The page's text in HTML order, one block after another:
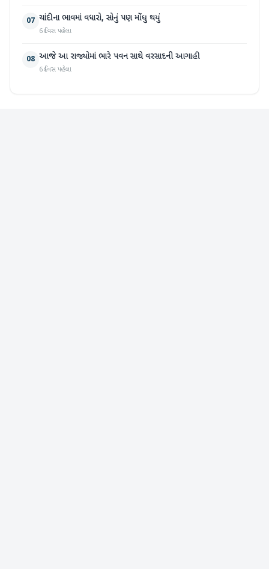
07 ચાંદીના ભાવમાં વધારો, સોનું પણ મોંઘુ થયું
6 દિવસ પહેલા
08 આજે આ રાજ્યોમાં ભારે પવન સાથે વરસાદની આગાહી
6 દિવસ પહેલા